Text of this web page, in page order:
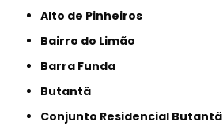
Alto de Pinheiros
Bairro do Limão
Barra Funda
Butantã
Conjunto Residencial Butantã